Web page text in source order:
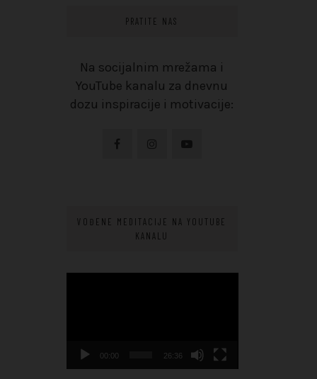
PRATITE NAS
Na socijalnim mrežama i
YouTube kanalu za dnevnu
dozu inspiracije i motivacije:
VOĐENE MEDITACIJE NA YOUTUBE
KANALU
00:00 26:36